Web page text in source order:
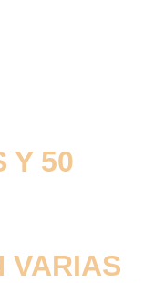
Y 50
VARIAS